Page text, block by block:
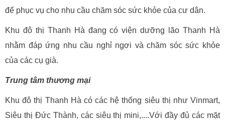
để phục vụ cho nhu cầu chăm sóc sức khỏe của cư dân.
Khu đô thị Thanh Hà đang có viện dưỡng lão Thanh Hà
nhằm đáp ứng nhu cầu nghỉ ngơi và chăm sóc sức khỏe
của các cụ già.
Trung tâm thương mại
Khu đô thị Thanh Hà có các hệ thống siêu thị như Vinmart,
Siêu thị Đức Thành, các siêu thị mini,....Với đầy đủ các mặt